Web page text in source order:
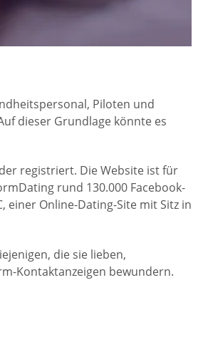
Piloten und
dieser Grundlage könnte es
registriert. Die Website ist für
rund 130.000 Facebook-
einer Online-Dating-Site mit Sitz in
die sie lieben,
Kontaktanzeigen bewundern.